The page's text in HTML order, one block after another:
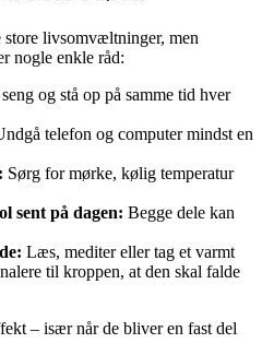
livsomvæltninger, men
nogle enkle råd:
og stå op på samme tid hver
telefon og computer mindst en
Sørg for mørke, kølig temperatur
sent på dagen: Begge dele kan
Læs, mediter eller tag et varmt
til kroppen, at den skal falde
– især når de bliver en fast del